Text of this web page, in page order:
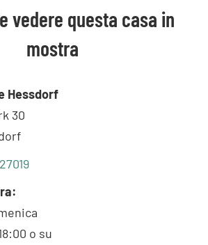
vedere questa casa in
mostra
Hessdorf
30
o su